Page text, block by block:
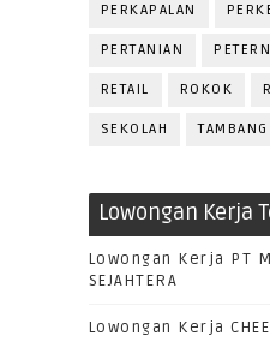
PERKAPALAN
PERTANIAN
RETAIL ROKOK
SEKOLAH TAMBANG
Lowongan Kerja
Lowongan Kerja PT
SEJAHTERA
Lowongan Kerja